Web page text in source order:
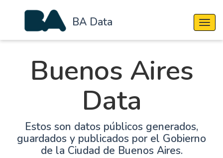
BA Data
Buenos Aires
Data
Estos son datos públicos generados,
guardados y publicados por el Gobierno
de la Ciudad de Buenos Aires.